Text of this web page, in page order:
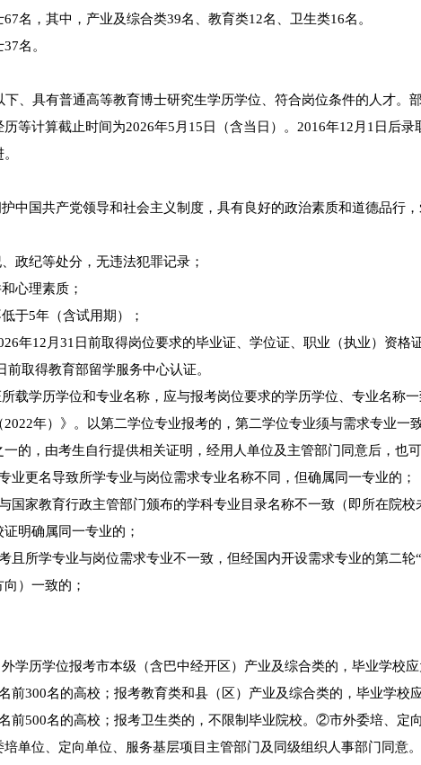
名，其中，产业及综合类39名、教育类12名、卫生类16名。
名。
、具有普通高等教育博士研究生学历学位、符合岗位条件的人才。
等计算截止时间为2026年5月15日（含当日）。2016年12月1日后
中国共产党领导和社会主义制度，具有良好的政治素质和道德品行
政纪等处分，无违法犯罪记录；
心理素质；
于5年（含试用期）；
年12月31日前取得岗位要求的毕业证、学位证、职业（执业）资格
取得教育部留学服务中心认证。
载学历学位和专业名称，应与报考岗位要求的学历学位、专业名称
年）》。以第二学位专业报考的，第二学位专业须与需求专业一
的，由考生自行提供相关证明，经用人单位及主管部门同意后，也可
业更名导致所学专业与岗位需求专业名称不同，但确属同一专业的；
国家教育行政主管部门颁布的学科专业目录名称不一致（即所在院
明确属同一专业的；
且所学专业与岗位需求专业不一致，但经国内开设需求专业的第二
）一致的；
学历学位报考市本级（含巴中经开区）产业及综合类的，毕业学校应
前300名的高校；报考教育类和县（区）产业及综合类的，毕业学校应
前500名的高校；报考卫生类的，不限制毕业院校。②市外委培、定
单位、定向单位、服务基层项目主管部门及同级组织人事部门同意。